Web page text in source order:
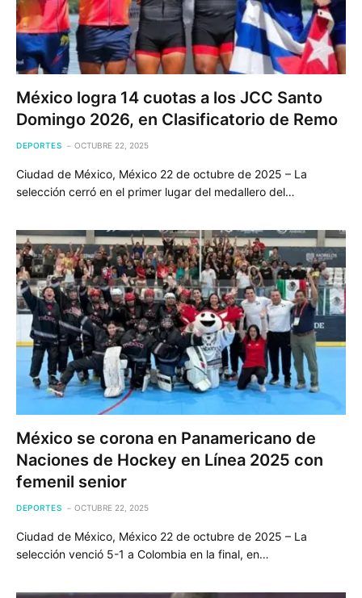
México logra 14 cuotas a los JCC Santo
Domingo 2026, en Clasificatorio de Remo
DEPORTES OCTUBRE 22, 2025
Ciudad de México, México 22 de octubre de 2025 – La
selección cerró en el primer lugar del medallero del…
México se corona en Panamericano de
Naciones de Hockey en Línea 2025 con
femenil senior
DEPORTES OCTUBRE 22, 2025
Ciudad de México, México 22 de octubre de 2025 – La
selección venció 5-1 a Colombia en la final, en…